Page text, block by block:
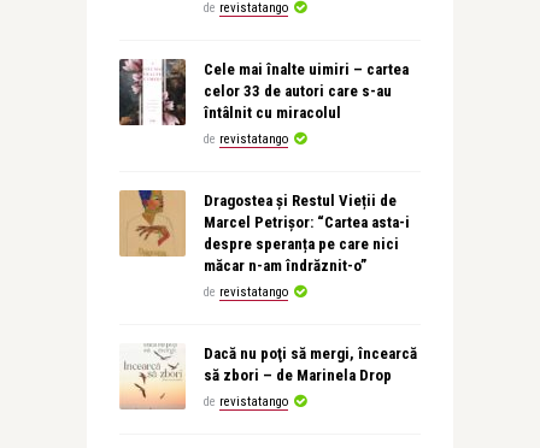
de revistatango
Cele mai înalte uimiri – cartea
celor 33 de autori care s-au
întâlnit cu miracolul
de revistatango
Dragostea și Restul Vieții de
Marcel Petrișor: “Cartea asta-i
despre speranța pe care nici
măcar n-am îndrăznit-o”
de revistatango
Dacă nu poţi să mergi, încearcă
să zbori – de Marinela Drop
de revistatango